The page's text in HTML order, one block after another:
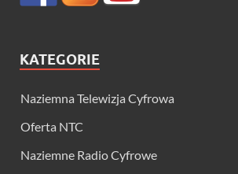
KATEGORIE
Naziemna Telewizja Cyfrowa
Oferta NTC
Naziemne Radio Cyfrowe